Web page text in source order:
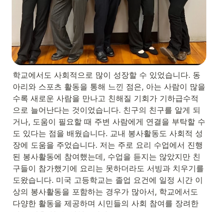
학교에서도 사회적으로 많이 성장할 수 있었습니다. 동
아리와 스포츠 활동을 통해 느낀 점은, 아는 사람이 많을
수록 새로운 사람을 만나고 친해질 기회가 기하급수적
으로 늘어난다는 것이었습니다. 친구의 친구를 알게 되
거나, 도움이 필요할 때 주변 사람에게 연결을 부탁할 수
도 있다는 점을 배웠습니다. 교내 봉사활동도 사회적 성
장에 도움을 주었습니다. 저는 주로 요리 수업에서 진행
된 봉사활동에 참여했는데, 수업을 듣지는 않았지만 친
구들이 참가했기에 요리는 못하더라도 서빙과 치우기를
도왔습니다. 미국 고등학교는 졸업 요건에 일정 시간 이
상의 봉사활동을 포함하는 경우가 많아서, 학교에서도
다양한 활동을 제공하며 시민들의 사회 참여를 장려한